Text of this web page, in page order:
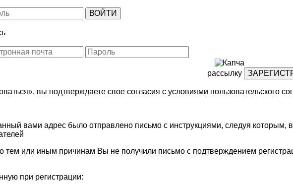
рассылку
вы подтверждаете свое согласия с условиями пользовательского
вами адрес было отправлено письмо с инструкциями, следуя которым,
тем или иным причинам Вы не получили письмо с подтверждением
при регистрации: